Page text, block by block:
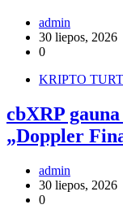
admin
30 liepos, 2026
0
KRIPTO
cbXRP
„Doppler
admin
30 liepos, 2026
0